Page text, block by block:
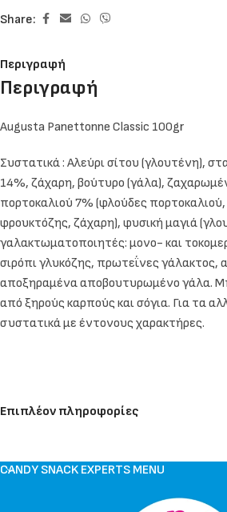
Share:
Περιγραφή
Περιγραφή
Augusta Panettonne Classic 100gr
Συστατικά : Αλεύρι σίτου (γλουτένη),
14%, ζάχαρη, βούτυρο (γάλα),
πορτοκαλιού 7% (φλούδες
φρουκτόζης, ζάχαρη), φυσική μαγιά
γαλακτωματοποιητές: μονο- και
σιρόπι γλυκόζης, πρωτεΐνες γάλακτος,
αποξηραμένα αποβουτυρωμένο γάλα.
από ξηρούς καρπούς και σόγια. Για τα
συστατικά με έντονους χαρακτήρες.
Επιπλέον πληροφορίες
CANDY SNACK EXPERTS MENU